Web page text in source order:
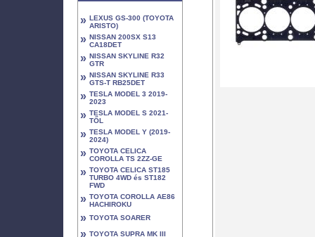
» LEXUS GS-300 (TOYOTA
ARISTO)
» NISSAN 200SX S13
CA18DET
» NISSAN SKYLINE R32
GTR
» NISSAN SKYLINE R33
GTS-T RB25DET
» TESLA MODEL 3 2019-
2023
» TESLA MODEL S 2021-
TŐL
» TESLA MODEL Y (2019-
2024)
» TOYOTA CELICA
COROLLA TS 2ZZ-GE
» TOYOTA CELICA ST185
TURBO 4WD és ST182
FWD
» TOYOTA COROLLA AE86
HACHIROKU
» TOYOTA SOARER
» TOYOTA SUPRA MK III